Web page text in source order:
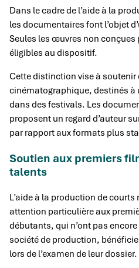
Dans le cadre de l’aide à la
les documentaires font l’objet
Seules les œuvres non
éligibles au dispositif.
Cette distinction vise à
cinématographique, destinés à
dans des festivals. Les
proposent un regard d’auteur
par rapport aux formats plus
Soutien aux premiers
talents
L’aide à la production de
attention particulière aux
débutants, qui n’ont pas
société de production,
lors de l’examen de leur dossier.